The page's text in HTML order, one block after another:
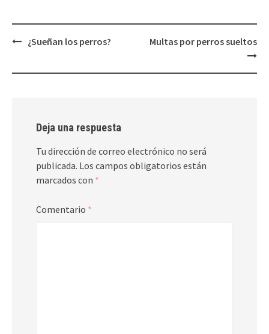
Navegación
entradas
¿Sueñan los perros? Multas por perros sueltos
Deja una respuesta
Tu dirección de correo electrónico no será
publicada. Los campos obligatorios están
marcados con *
Comentario *